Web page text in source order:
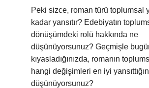
Peki sizce, roman türü toplumsal
kadar yansıtır? Edebiyatın
dönüşümdeki rolü hakkında ne
düşünüyorsunuz? Geçmişle
kıyasladığınızda, romanın
hangi değişimleri en iyi
düşünüyorsunuz?